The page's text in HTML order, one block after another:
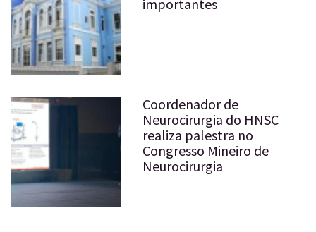
importantes
Coordenador de
Neurocirurgia do HNSC
realiza palestra no
Congresso Mineiro de
Neurocirurgia